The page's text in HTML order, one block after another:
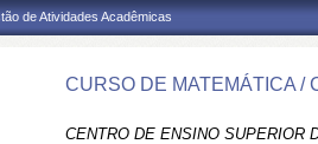
de Atividades Acadêmicas
CURSO DE MATEMÁTICA /
CENTRO DE ENSINO SUPERIOR